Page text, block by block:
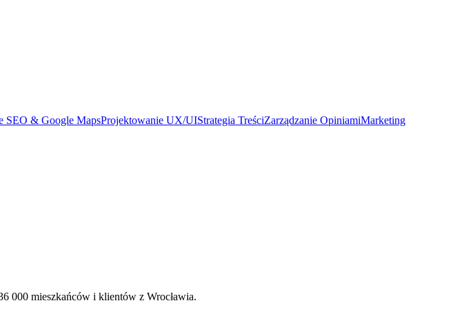
SEO & Google MapsProjektowanie UX/UIStrategia TreściZarządzanie OpiniamiMarketing
000 mieszkańców i klientów z Wrocławia.